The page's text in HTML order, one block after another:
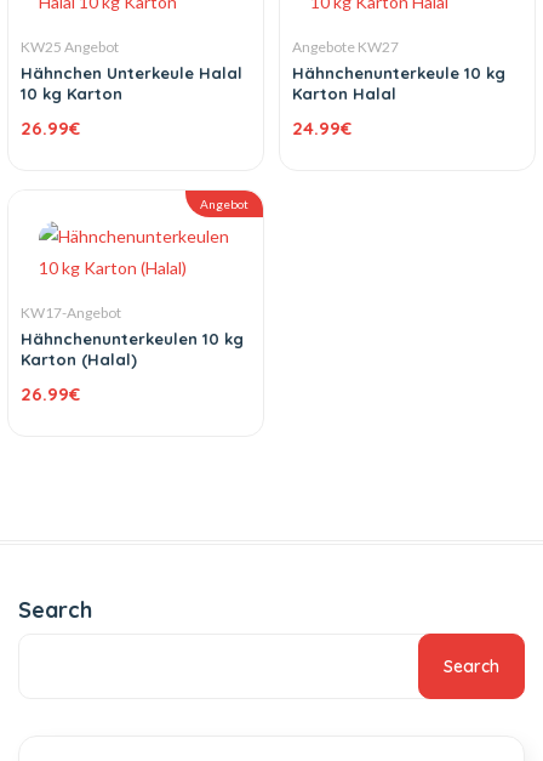
KW25 Angebot
Hähnchen Unterkeule Halal
10 kg Karton
26.99€
Angebote KW27
Hähnchenunterkeule 10 kg
Karton Halal
24.99€
Angebot
KW17-Angebot
Hähnchenunterkeulen 10 kg
Karton (Halal)
26.99€
Search
Search